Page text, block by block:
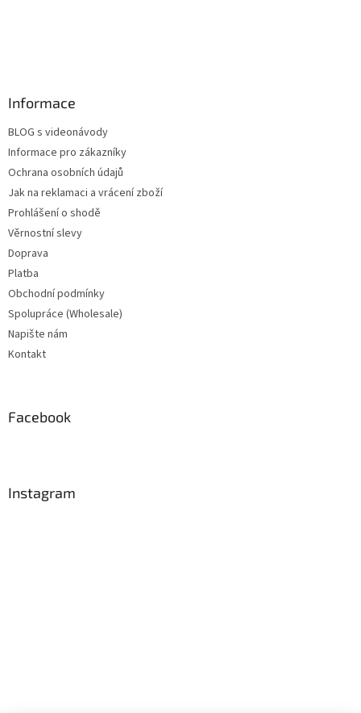
Informace
BLOG s videonávody
Informace pro zákazníky
Ochrana osobních údajů
Jak na reklamaci a vrácení zboží
Prohlášení o shodě
Věrnostní slevy
Doprava
Platba
Obchodní podmínky
Spolupráce (Wholesale)
Napište nám
Kontakt
Facebook
Instagram